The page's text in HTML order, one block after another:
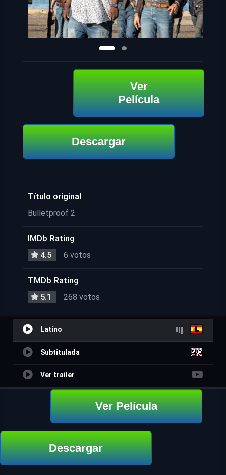
Ver
Película
Descargar
Título original
Bulletproof 2
IMDb Rating
4.5 6 votos
TMDb Rating
5.1 268 votos
Latino
Subtitulada
Ver trailer
Ver Película
Descargar